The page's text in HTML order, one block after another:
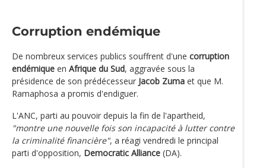
Corruption endémique
De nombreux services publics souffrent d'une corruption
endémique en Afrique du Sud, aggravée sous la
présidence de son prédécesseur Jacob Zuma et que M.
Ramaphosa a promis d'endiguer.
L'ANC, parti au pouvoir depuis la fin de l'apartheid,
"montre une nouvelle fois son incapacité à lutter contre
la criminalité financière", a réagi vendredi le principal
parti d'opposition, Democratic Alliance (DA).